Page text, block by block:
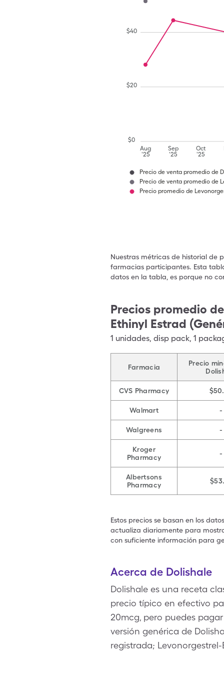
Aug
'25
Sep
'25
Oct
'25
$0
$20
$40
Precio de venta promedio de
Precio de venta promedio de
Precio promedio de
Nuestras métricas de historial de
farmacias participantes. Esta
datos en la tabla, es porque no
Precios promedio
Ethinyl Estrad
1 unidades, disp pack, 1
Farmacia
Precio
CVS Pharmacy
Walmart -
Walgreens -
Kroger
Pharmacy
-
Albertsons
Pharmacy
Estos precios se basan en los
actualiza diariamente para
con suficiente información para
Acerca de Dolishale
Dolishale es una receta
precio típico en efectivo
20mcg, pero puedes
versión genérica de
registrada;